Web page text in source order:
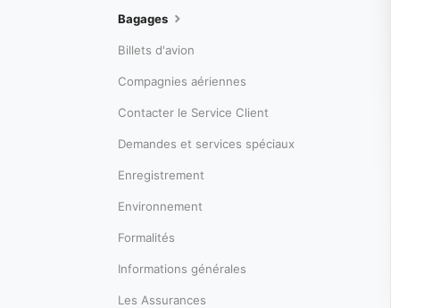
Bagages
Billets d'avion
Compagnies aériennes
Contacter le Service Client
Demandes et services spéciaux
Enregistrement
Environnement
Formalités
Informations générales
Les Assurances